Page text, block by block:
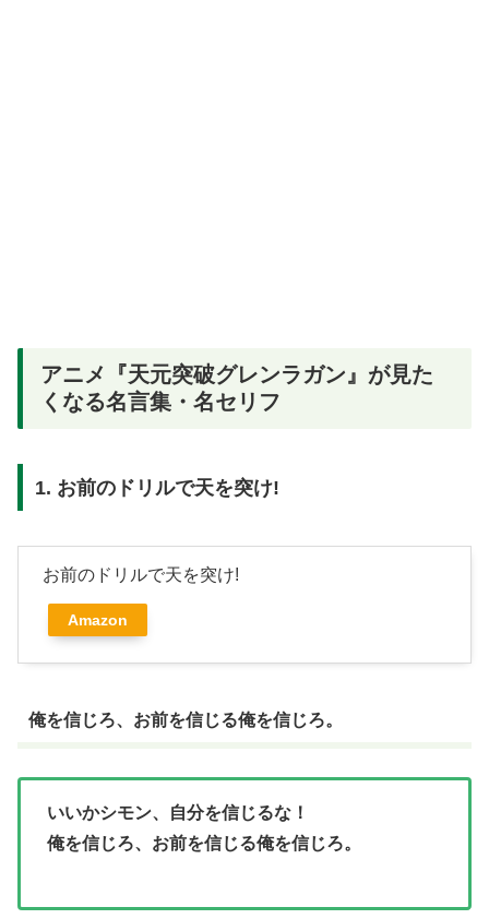
アニメ『天元突破グレンラガン』が見た
くなる名言集・名セリフ
1. お前のドリルで天を突け!
お前のドリルで天を突け!
Amazon
俺を信じろ、お前を信じる俺を信じろ。
いいかシモン、自分を信じるな！
俺を信じろ、お前を信じる俺を信じろ。